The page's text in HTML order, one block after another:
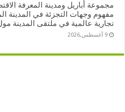
مجموعة أباريل ومدينة المعرفة
تجارية عالمية في ملتقى المدينة
9 أغسطس,2026